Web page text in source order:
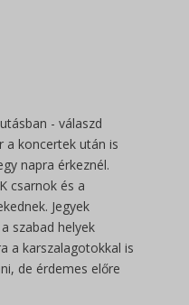
- válaszd
a koncertek után is
napra érkeznél.
csarnok és a
Jegyek
szabad helyek
a karszalagotokkal is
de érdemes előre